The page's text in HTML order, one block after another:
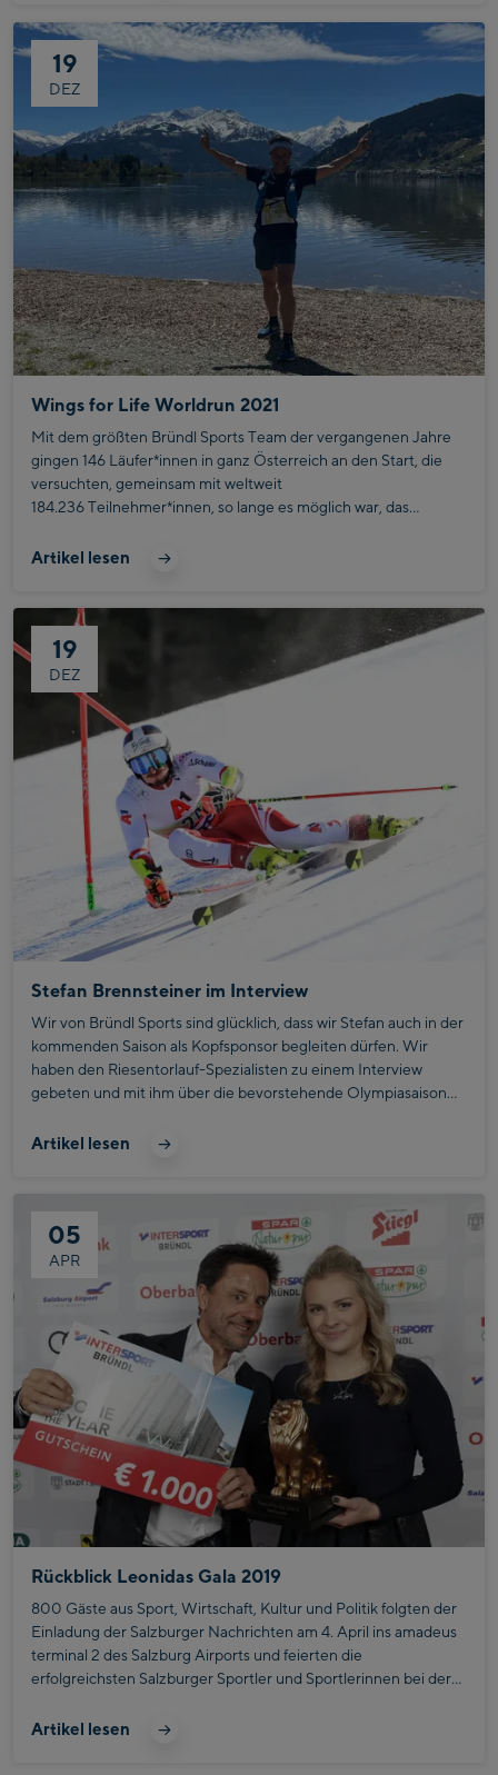
19
DEZ
Stefan Brennsteiner im Interview
Wir von Bründl Sports sind glücklich, dass wir Stefan auch in der
kommenden Saison als Kopfsponsor begleiten dürfen. Wir
haben den Riesentorlauf-Spezialisten zu einem Interview
gebeten und mit ihm über die bevorstehende Olympiasaison
Artikel lesen
19
DEZ
Wings for Life Worldrun 2021
Mit dem größten Bründl Sports Team der vergangenen Jahre
gingen 146 Läufer*innen in ganz Österreich an den Start, die
versuchten, gemeinsam mit weltweit
184.236 Teilnehmer*innen, so lange es möglich war, das
Temperaturen sorgten für zusätzliche Schweißtropfen auf der
Artikel lesen
05
APR
Rückblick Leonidas Gala 2019
800 Gäste aus Sport, Wirtschaft, Kultur und Politik folgten der
Einladung der Salzburger Nachrichten am 4. April ins amadeus
terminal 2 des Salzburg Airports und feierten die
erfolgreichsten Salzburger Sportler und Sportlerinnen bei der
Artikel lesen